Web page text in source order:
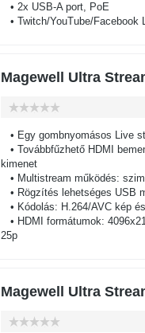
• 2x USB-A port, PoE
• Twitch/YouTube/Facebook
Magewell Ultra
• Egy gombnyomásos Live
• Továbbfűzhető HDMI
kimenet
• Multistream működés:
• Rögzítés lehetséges USB
• Kódolás: H.264/AVC kép
• HDMI formátumok:
25p
Magewell Ultra